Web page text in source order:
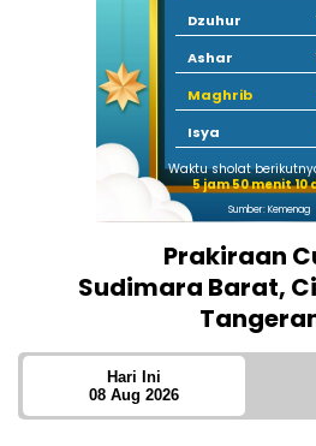
Dzuhur
Ashar
Maghrib
Isya
Waktu sholat
5 jam 50 menit 9
Sumber: Kemenag
Prakiraan
Sudimara Barat,
Hari Ini
08 Aug 2026